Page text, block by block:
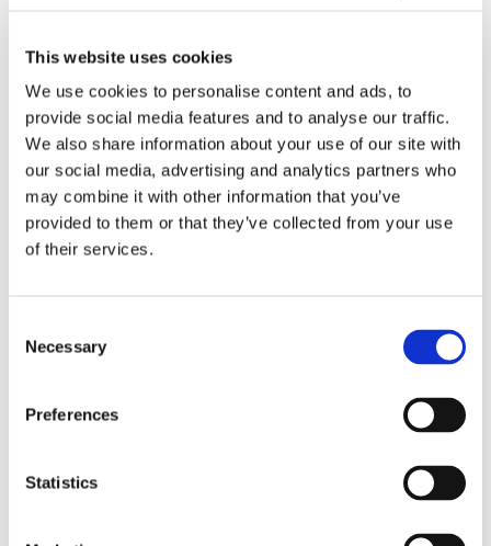
This website uses cookies
We use cookies to personalise content and ads, to
provide social media features and to analyse our traffic.
We also share information about your use of our site with
our social media, advertising and analytics partners who
may combine it with other information that you’ve
provided to them or that they’ve collected from your use
of their services.
Selection
Necessary
Preferences
Statistics
Kolm Sibulat on kodune, samas elegantne ja hubane,
justnagu nendeInstagram‘gi:
https://www.instagram.com/p/B4mb8Gxpg8k/
Broneeri kohad restoranis Kolm Sibulat ➤
Tags: gianni
Konrad